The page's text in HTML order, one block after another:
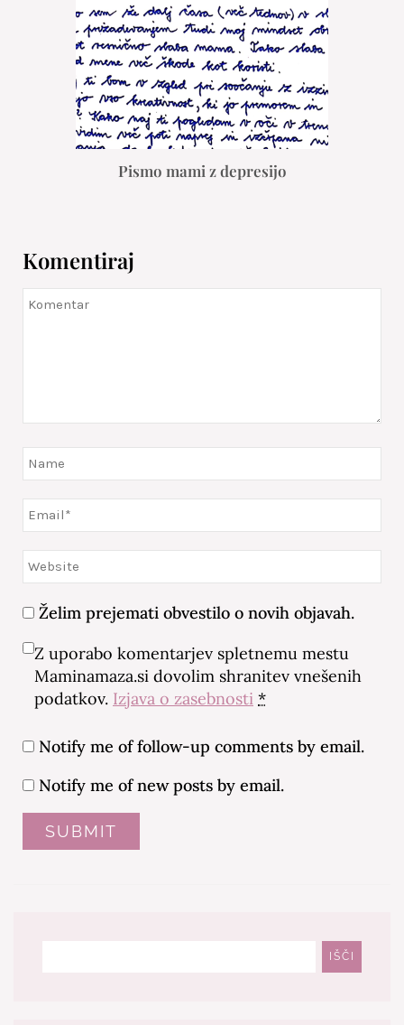
Pismo mami z depresijo
Komentiraj
Želim prejemati obvestilo o novih objavah.
Z uporabo komentarjev spletnemu mestu
Maminamaza.si dovolim shranitev vnešenih
podatkov. Izjava o zasebnosti *
Notify me of follow-up comments by email.
Notify me of new posts by email.
IŠČI